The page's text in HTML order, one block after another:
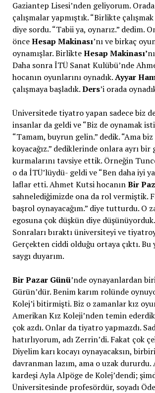
Gaziantep Lisesi’nden geliyorum.
çalışmalar yapmıştık. “Birlikte
diye sordu. “Tabii ya, oynarız.” dedim.
önceHesap Makinası’nıve birkaç
oynamışlar. BirlikteHesap Makinası’nı
Daha sonra ÎTÜ Sanat Kulübü’nde
hocanın oyunlarını oynadık.Ayyar
çalışmaya başladık.Ders’i orada
Üniversitede tiyatro yapan sadece biz
insanlar da geldi ve “Biz de oynamak
“Tamam, buyrun gelin.” dedik. “Ama biz
koyacağız.” dediklerinde onlara ayrı bir
kurmalarını tavsiye ettik. Örneğin
o da İTÜ’lüydü- geldi ve “Ben daha iyi
laflar etti. Ahmet Kutsi hocanınBir
sahnelediğimizde ona da rol vermiştik.
başrol oynayacağım.” diye tutturdu. O
egosuna çok düşkün diye
Sonraları bıraktı üniversiteyi ve
Gerçekten ciddi olduğu ortaya çıktı. Bu
saygı duyarım.
Bir Pazar Günü’nde oynayanlardan
Gürün’dür. Benim karım rolünde
Kolej’i bitirmişti. Biz o zamanlar kız
Amerikan Kız Koleji’nden temin
çok azdı. Onlar da tiyatro yapmazdı.
hatırlıyorum, adı Zerrin’di. Fakat çok
Diyelim karı kocayı oynayacaksın,
davranman lazım, ama o uzak dururdu.
kardeşi Ayla Alpöge de Kolej’dendi;
Üniversitesinde profesördür, soyadı